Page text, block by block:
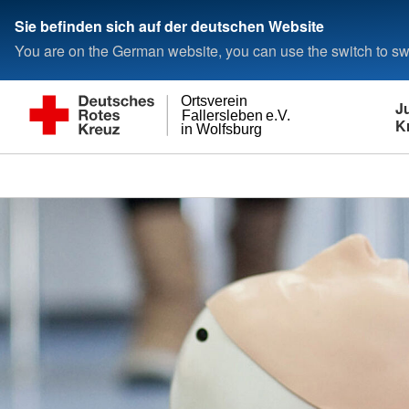
Sie befinden sich auf der deutschen Website
You are on the German website, you can use the switch to
in Wolfsburg
Fallersleben e.V.
Ortsverein